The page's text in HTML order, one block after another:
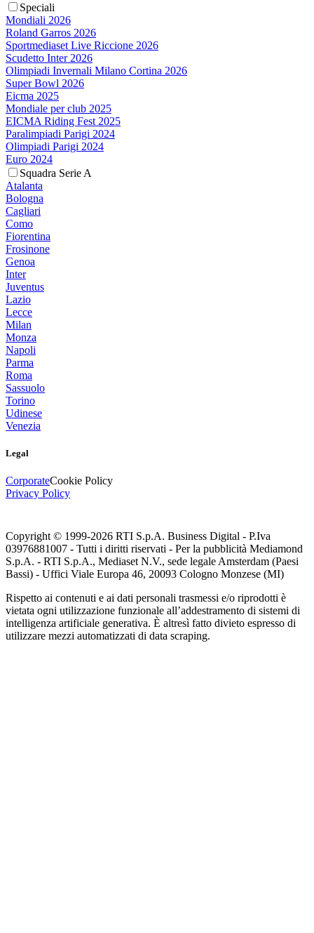
Speciali
Mondiali 2026
Roland Garros 2026
Sportmediaset Live Riccione 2026
Scudetto Inter 2026
Olimpiadi Invernali Milano Cortina 2026
Super Bowl 2026
Eicma 2025
Mondiale per club 2025
EICMA Riding Fest 2025
Paralimpiadi Parigi 2024
Olimpiadi Parigi 2024
Euro 2024
Squadra Serie A
Atalanta
Bologna
Cagliari
Como
Fiorentina
Frosinone
Genoa
Inter
Juventus
Lazio
Lecce
Milan
Monza
Napoli
Parma
Roma
Sassuolo
Torino
Udinese
Venezia
Legal
CorporateCookie Policy
Privacy Policy
Copyright © 1999-2026 RTI S.p.A. Business Digital - P.Iva
03976881007 - Tutti i diritti riservati - Per la pubblicità Mediamond
S.p.A. - RTI S.p.A., Mediaset N.V., sede legale Amsterdam (Paesi
Bassi) - Uffici Viale Europa 46, 20093 Cologno Monzese (MI)
Rispetto ai contenuti e ai dati personali trasmessi e/o riprodotti è
vietata ogni utilizzazione funzionale all’addestramento di sistemi di
intelligenza artificiale generativa. È altresì fatto divieto espresso di
utilizzare mezzi automatizzati di data scraping.